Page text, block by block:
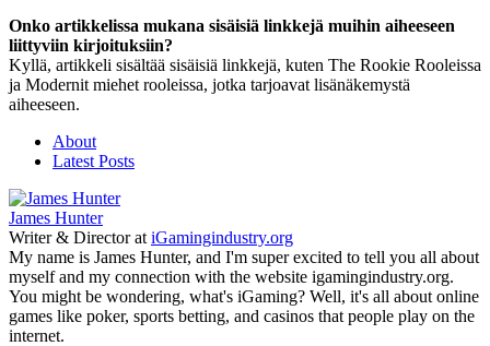
Onko artikkelissa mukana sisäisiä linkkejä muihin aiheeseen
liittyviin kirjoituksiin?
Kyllä, artikkeli sisältää sisäisiä linkkejä, kuten The Rookie Rooleissa
ja Modernit miehet rooleissa, jotka tarjoavat lisänäkemystä
aiheeseen.
About
Latest Posts
James Hunter
Writer & Directorat iGamingindustry.org
My name is James Hunter, and I'm super excited to tell you all about
myself and my connection with the website igamingindustry.org.
You might be wondering, what's iGaming? Well, it's all about online
games like poker, sports betting, and casinos that people play on the
internet.